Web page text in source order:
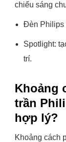
chiếu sáng
Đèn Philips
Spotlight:
trí.
Khoảng
trần
hợp lý?
Khoảng cách